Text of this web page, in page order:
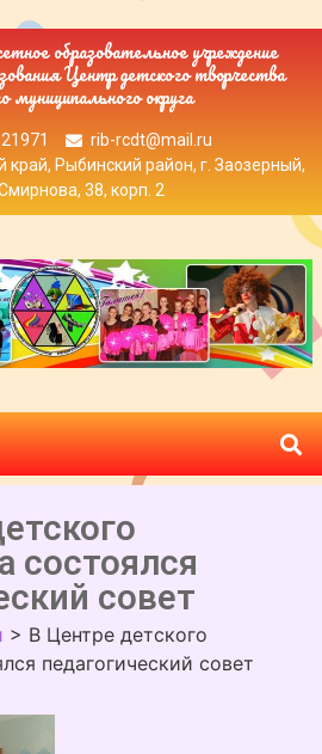
образовательное учреждение
Центр детского творчества
муниципального округа
rib-rcdt@mail.ru
край, Рыбинский район, г. Заозерный,
38, корп. 2
состоялся
совет
> В Центре детского
педагогический совет